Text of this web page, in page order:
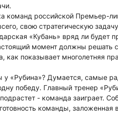
команд российской Премьер-
свою стратегическую
«Кубань» вряд ли будет
момент должны решать
как показывает многолетняя
«Рубина»? Думается, самые
победу. Главный тренер
- команда заиграет.
команды,